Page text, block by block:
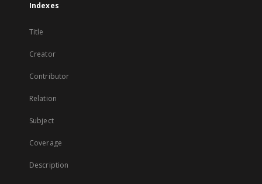
Indexes
Title
Creator
Contributor
Relation
Subject
Coverage
Description